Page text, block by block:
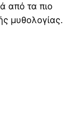
από τα πιο
μυθολογίας.